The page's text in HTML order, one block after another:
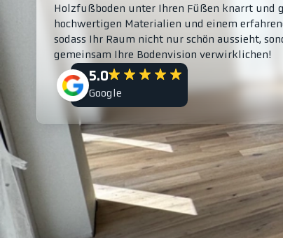
Holzfußboden unter Ihren Füßen knarrt und
hochwertigen Materialien und einem
sodass Ihr Raum nicht nur schön aussieht,
gemeinsam Ihre Bodenvision verwirklichen!
5.0
Google